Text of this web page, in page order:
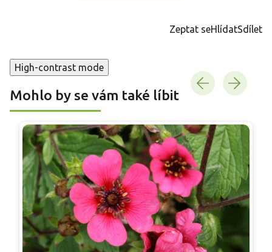
Zeptat seHlídatSdílet
High-contrast mode
Mohlo by se vám také líbit